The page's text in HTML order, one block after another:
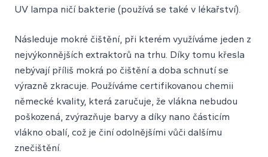
UV lampa ničí bakterie (používá se také v lékařství).
Následuje mokré čištění, při kterém využíváme jeden z
nejvýkonnějších extraktorů na trhu. Díky tomu křesla
nebývají příliš mokrá po čištění a doba schnutí se
výrazně zkracuje. Používáme certifikovanou chemii
německé kvality, která zaručuje, že vlákna nebudou
poškozená, zvýrazňuje barvy a díky nano částicím
vlákno obalí, což je činí odolnějšími vůči dalšímu
znečištění.